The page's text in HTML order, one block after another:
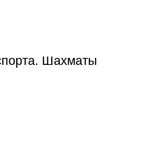
Шахматы